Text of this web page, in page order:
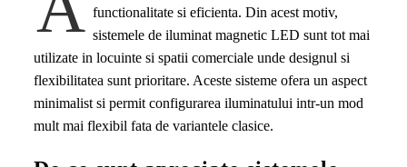
moderna
spatii
functionalitate si eficienta. Din acest motiv,
sistemele de iluminat magnetic LED sunt tot mai
utilizate in locuinte si spatii comerciale unde designul si
flexibilitatea sunt prioritare. Aceste sisteme ofera un aspect
minimalist si permit configurarea iluminatului intr-un mod
mult mai flexibil fata de variantele clasice.